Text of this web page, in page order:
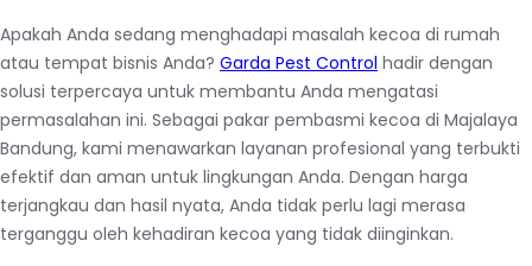
Apakah Anda sedang menghadapi masalah kecoa di rumah
atau tempat bisnis Anda? Garda Pest Control hadir dengan
solusi terpercaya untuk membantu Anda mengatasi
permasalahan ini. Sebagai pakar pembasmi kecoa di Majalaya
Bandung, kami menawarkan layanan profesional yang terbukti
efektif dan aman untuk lingkungan Anda. Dengan harga
terjangkau dan hasil nyata, Anda tidak perlu lagi merasa
terganggu oleh kehadiran kecoa yang tidak diinginkan.